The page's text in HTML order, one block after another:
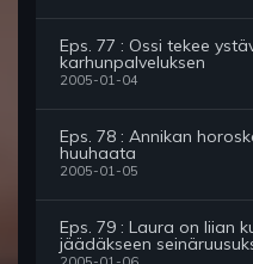
Eps. 77 : Ossi tekee
karhunpalveluksen
2005-01-04
Eps. 78 : Annikan
huuhaata
2005-01-05
Eps. 79 : Laura on liian
jäädäkseen